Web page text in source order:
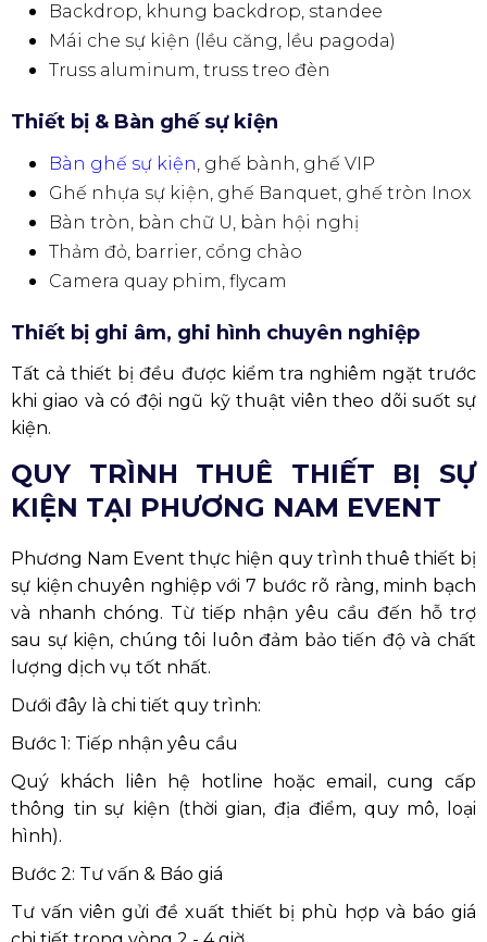
Backdrop, khung backdrop, standee
Mái che sự kiện (lều căng, lều pagoda)
Truss aluminum, truss treo đèn
Thiết bị & Bàn ghế sự kiện
Bàn ghế sự kiện, ghế bành, ghế VIP
Ghế nhựa sự kiện, ghế Banquet, ghế tròn Inox
Bàn tròn, bàn chữ U, bàn hội nghị
Thảm đỏ, barrier, cổng chào
Camera quay phim, flycam
Thiết bị ghi âm, ghi hình chuyên nghiệp
Tất cả thiết bị đều được kiểm tra nghiêm ngặt trước
khi giao và có đội ngũ kỹ thuật viên theo dõi suốt sự
kiện.
QUY TRÌNH THUÊ THIẾT BỊ SỰ
KIỆN TẠI PHƯƠNG NAM EVENT
Phương Nam Event thực hiện quy trình thuê thiết bị
sự kiện chuyên nghiệp với 7 bước rõ ràng, minh bạch
và nhanh chóng. Từ tiếp nhận yêu cầu đến hỗ trợ
sau sự kiện, chúng tôi luôn đảm bảo tiến độ và chất
lượng dịch vụ tốt nhất.
Dưới đây là chi tiết quy trình:
Bước 1: Tiếp nhận yêu cầu
Quý khách liên hệ hotline hoặc email, cung cấp
thông tin sự kiện (thời gian, địa điểm, quy mô, loại
hình).
Bước 2: Tư vấn & Báo giá
Tư vấn viên gửi đề xuất thiết bị phù hợp và báo giá